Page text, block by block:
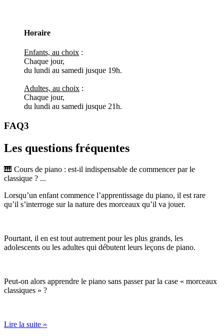
Horaire
Enfants, au choix :
Chaque jour,
du lundi au samedi jusque 19h.
Adultes, au choix :
Chaque jour,
du lundi au samedi jusque 21h.
FAQ3
Les questions fréquentes
🎹 Cours de piano : est-il indispensable de commencer par le
classique ? ...
Lorsqu’un enfant commence l’apprentissage du piano, il est rare
qu’il s’interroge sur la nature des morceaux qu’il va jouer.
Pourtant, il en est tout autrement pour les plus grands, les
adolescents ou les adultes qui débutent leurs leçons de piano.
Peut-on alors apprendre le piano sans passer par la case « morceaux
classiques » ?
Lire la suite »